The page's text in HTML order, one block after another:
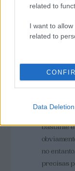
related to
I want to
related to
Data Deletion
INFORMAÇÕES
Por favor
vestígios;
festival;
Lembra-
Boomland;
Na
bastante
no
precisas